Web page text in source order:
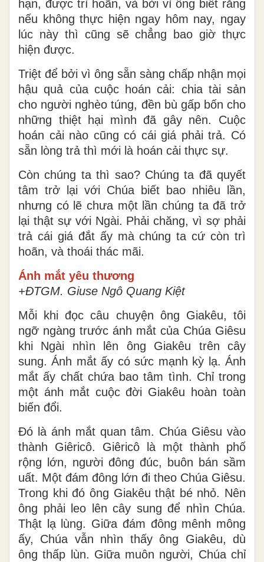
hạn, được trì hoãn, và bởi vì ông biết rằng
nếu không thực hiện ngay hôm nay, ngay
lúc này thì cũng sẽ chẳng bao giờ thực
hiện được.
Triệt để bởi vì ông sẵn sàng chấp nhận mọi
hậu quả của cuộc hoán cải: chia tài sản
cho người nghèo túng, đền bù gấp bốn cho
những thiệt hại mình đã gây nên. Cuộc
hoán cải nào cũng có cái giá phải trả. Có
sẵn lòng trả thì mới là hoán cải thực sự.
Còn chúng ta thì sao? Chúng ta đã quyết
tâm trở lại với Chúa biết bao nhiêu lần,
nhưng có lẽ chưa một lần chúng ta đã trở
lại thật sự với Ngài. Phải chăng, vì sợ phải
trả cái giá đắt ấy mà chúng ta cứ còn trì
hoãn, và thoái thác mãi.
Ánh mắt yêu thương
+ĐTGM. Giuse Ngô Quang Kiệt
Mỗi khi đọc câu chuyện ông Giakêu, tôi
ngỡ ngàng trước ánh mắt của Chúa Giêsu
khi Ngài nhìn lên ông Giakêu trên cây
sung. Ánh mắt ấy có sức mạnh kỳ lạ. Ánh
mắt ấy chất chứa bao tâm tình. Chỉ trong
một ánh mắt cuộc đời Giakêu hoàn toàn
biến đổi.
Đó là ánh mắt quan tâm. Chúa Giêsu vào
thành Giêricô. Giêricô là một thành phố
rộng lớn, người đông đúc, buôn bán sầm
uất. Một đám đông lớn đi theo Chúa Giêsu.
Trong khi đó ông Giakêu thật bé nhỏ. Nên
ông phải leo lên cây sung để nhìn Chúa.
Thật lạ lùng. Giữa đám đông mênh mông
ấy, Chúa vẫn nhìn thấy ông Giakêu, dù
ông thấp lùn. Giữa muôn người, Chúa chỉ